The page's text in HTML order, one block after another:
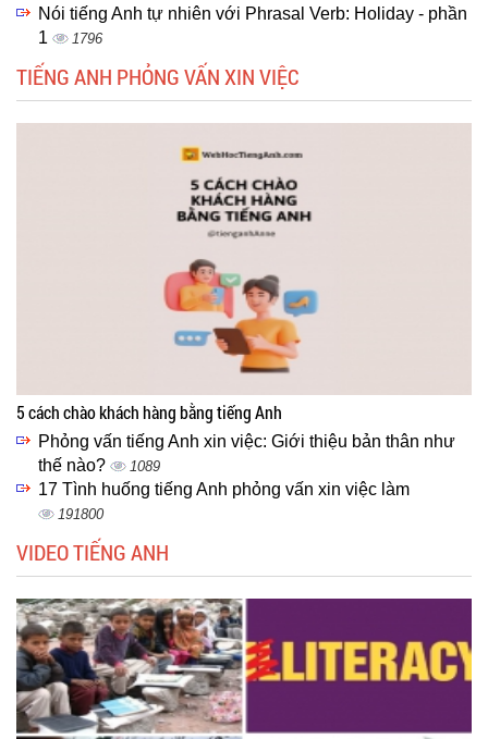
Nói tiếng Anh tự nhiên với Phrasal Verb: Holiday - phần
1
1796
TIẾNG ANH PHỎNG VẤN XIN VIỆC
5 cách chào khách hàng bằng tiếng Anh
Phỏng vấn tiếng Anh xin việc: Giới thiệu bản thân như
thế nào?
1089
17 Tình huống tiếng Anh phỏng vấn xin việc làm
191800
VIDEO TIẾNG ANH